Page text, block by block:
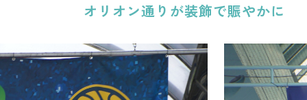
オリオン通りが装飾で賑やかに